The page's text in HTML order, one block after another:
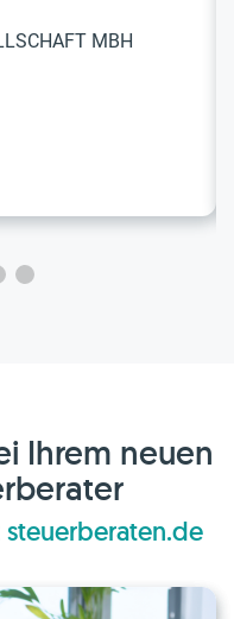
MBH
Ihrem neuen